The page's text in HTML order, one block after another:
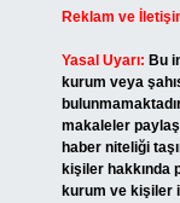
Reklam ve
Yasal Uyarı: Bu
kurum veya
makaleler
haber niteliği
kişiler hakkında
kurum ve kişiler